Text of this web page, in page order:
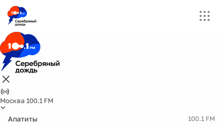
Москва 100.1 FM
Апатиты 100.1 FM